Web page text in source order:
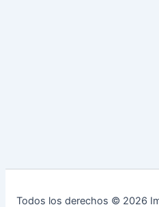
Todos los derechos © 2026